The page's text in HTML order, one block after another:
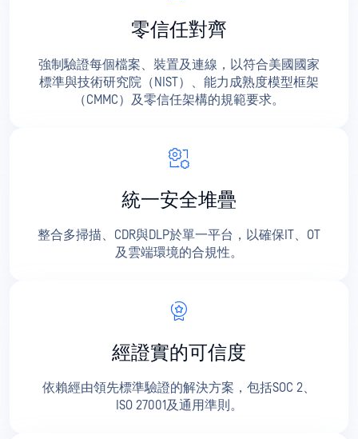
零信任對齊
強制驗證每個檔案、裝置及連線，以符合美國國家
標準與技術研究院（NIST）、能力成熟度模型框架
（CMMC）及零信任架構的規範要求。
統一安全堆疊
整合多掃描、CDR與DLP於單一平台，以確保IT、OT
及雲端環境的合規性。
經證實的可信度
依賴經由領先標準驗證的解決方案，包括SOC 2、
ISO 27001及通用準則。